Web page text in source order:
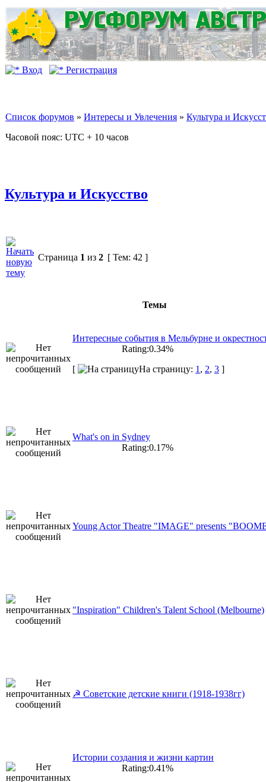
Вход Регистрация
Список форумов » Интересы и Увлечения » Культура и
Часовой пояс: UTC + 10 часов
Культура и Искусство
Страница 1 из 2 [ Тем: 42 ]
Темы
Интересные события в Мельбурне и
Rating:0.34%
[
На страницу: 1 , 2, 3 ]
What's on in Sydney
Rating:0.17%
Young Actor Theatre "IMAGE" presents
"Inspiration" Children's Talent School (Melbourne)
☭ Советские детские книги (1918-1938гг)
Истории создания и жизни картин
Rating:0.41%